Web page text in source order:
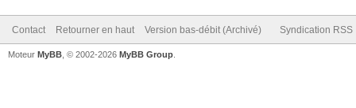
Contact Retourner en haut Version bas-débit (Archivé) Syndication RSS
Moteur MyBB , © 2002-2026 MyBB Group